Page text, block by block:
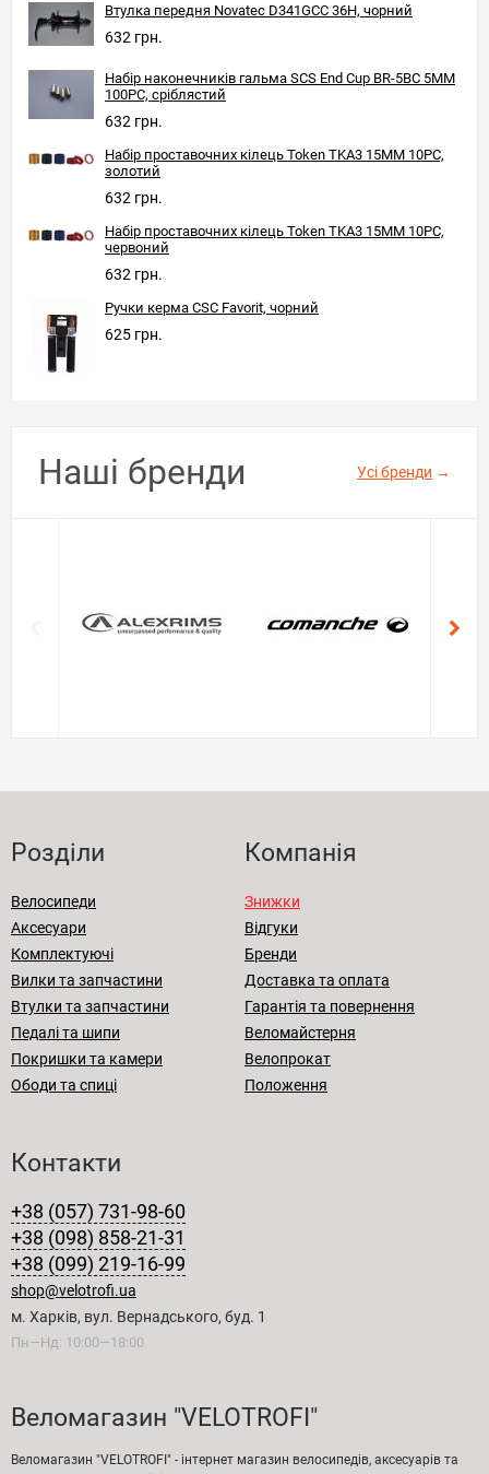
Втулка передня Novatec D341GCC 36H, чорний
632 грн.
Набір наконечників гальма SCS End Cup BR-5BC 5MM
100PC, сріблястий
632 грн.
Набір проставочних кілець Token TKA3 15MM 10PC,
золотий
632 грн.
Набір проставочних кілець Token TKA3 15MM 10PC,
червоний
632 грн.
Ручки керма CSC Favorit, чорний
625 грн.
Наші бренди Усі бренди →
Розділи
Велосипеди
Аксесуари
Комплектуючі
Вилки та запчастини
Втулки та запчастини
Педалі та шипи
Покришки та камери
Ободи та спиці
Компанія
Знижки
Відгуки
Бренди
Доставка та оплата
Гарантія та повернення
Веломайстерня
Велопрокат
Положення
Контакти
+38 (057) 731-98-60
+38 (098) 858-21-31
+38 (099) 219-16-99
shop@velotrofi.ua
м. Харків, вул. Вернадського, буд. 1
Пн—Нд: 10:00—18:00
Веломагазин "VELOTROFI"
Веломагазин "VELOTROFI" - інтернет магазин велосипедів, аксесуарів та